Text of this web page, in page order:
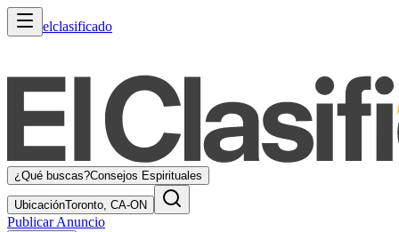
elclasificado
¿Qué buscas?Consejos Espirituales
UbicaciónToronto, CA-ON
Publicar Anuncio